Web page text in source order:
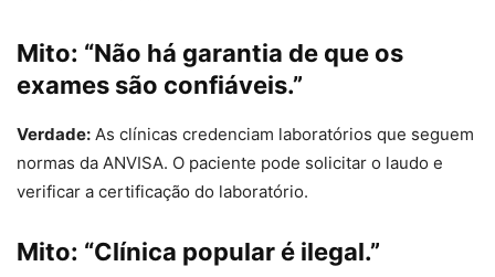
Mito: “Não há garantia de que os
exames são confiáveis.”
Verdade: As clínicas credenciam laboratórios que seguem
normas da ANVISA. O paciente pode solicitar o laudo e
verificar a certificação do laboratório.
Mito: “Clínica popular é ilegal.”